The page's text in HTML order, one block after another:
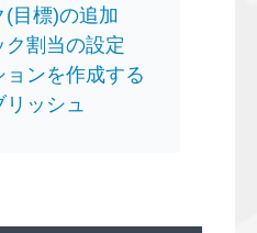
(目標)の追加
ク割当の設定
ンを作成する
ッシュ